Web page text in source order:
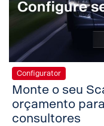
Configurator
Monte o seu
orçamento
consultores